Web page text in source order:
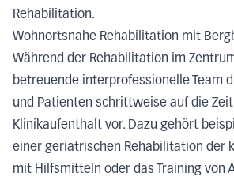
Rehabilitation.
Wohnortsnahe Rehabilitation mit
Während der Rehabilitation im
betreuende interprofessionelle Team
und Patienten schrittweise auf die
Klinikaufenthalt vor. Dazu gehört
einer geriatrischen Rehabilitation der
mit Hilfsmitteln oder das Training von